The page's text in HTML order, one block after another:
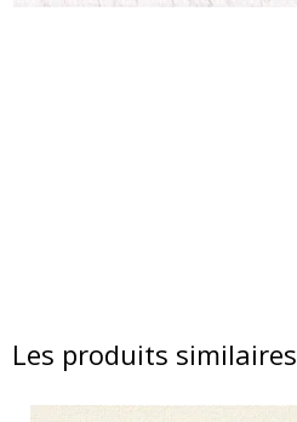
Les produits similaires